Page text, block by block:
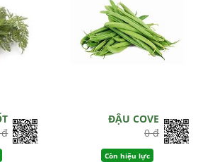
ĐẬU COVE
0 đ
Còn hiệu lực